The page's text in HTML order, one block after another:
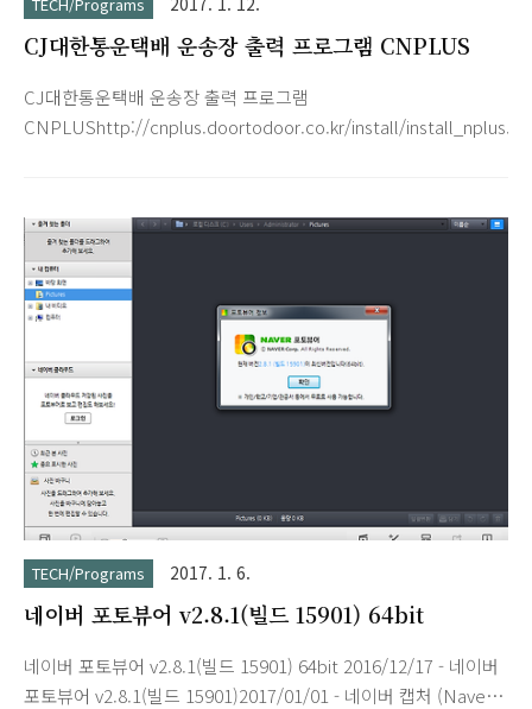
CJ대한통운택배 운송장 출력 프로그램 CNPLUS
CJ대한통운택배 운송장 출력 프로그램
CNPLUShttp://cnplus.doortodoor.co.kr/install/
TECH/Programs 2017. 1. 6.
네이버 포토뷰어 v2.8.1(빌드 15901) 64bit
네이버 포토뷰어 v2.8.1(빌드 15901) 64bit 2016/12/17 - 네이버
포토뷰어 v2.8.1(빌드 15901)2017/01/01 - 네이버 캡처 (Naver